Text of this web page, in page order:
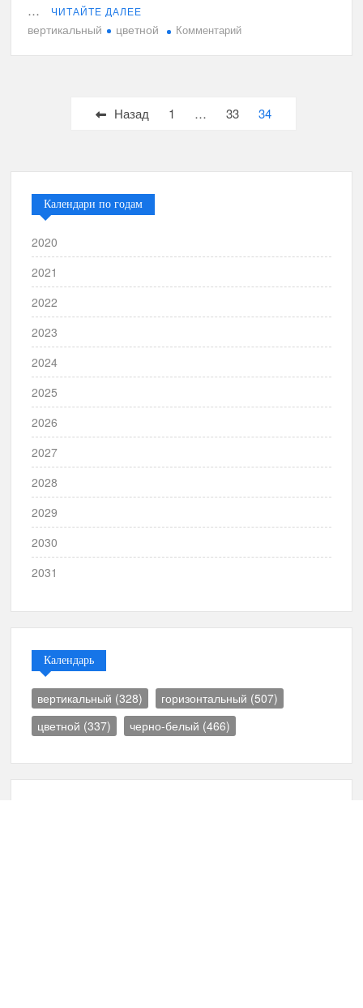
…
ЧИТАЙТЕ ДАЛЕЕ
вертикальный цветной Комментарийк
2020
ПагинацияНазад 1 … 33 34
Календари по годам
2020
2021
2022
2023
2024
2025
2026
2027
2028
2029
2030
2031
Календарь
вертикальный (328) горизонтальный (507)
цветной (337) черно-белый (466)